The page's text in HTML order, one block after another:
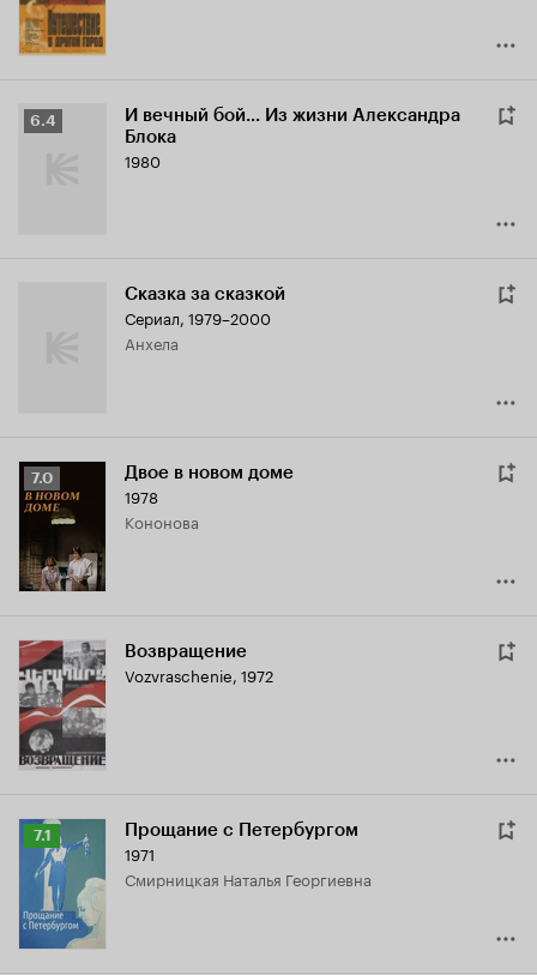
Рейтинг
6.4
И вечный бой... Из жизни Александра
Блока
1980
Сказка за сказкой
Сериал, 1979–2000
Анхела
Рейтинг
Кинопоиска
7.0 Двое в новом доме
1978
Кононова
Возвращение
Vozvraschenie, 1972
Рейтинг
Кинопоиска
7.1
7.1 Прощание с Петербургом
1971
Смирницкая Наталья Георгиевна